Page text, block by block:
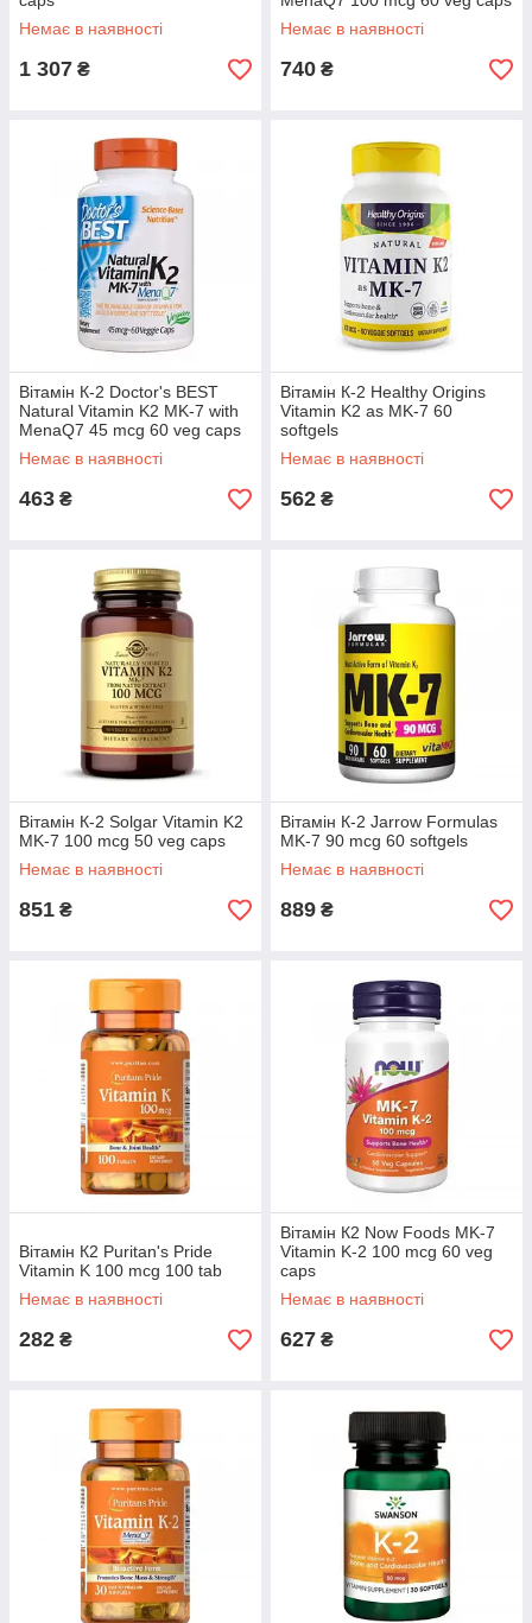
Немає в наявності
1 307 ₴
Немає в наявності
740 ₴
Вітамін К-2 Doctor's BEST
Natural Vitamin K2 MK-7 with
MenaQ7 45 mcg 60 veg caps
Немає в наявності
463 ₴
Вітамін К-2 Healthy Origins
Vitamin K2 as MK-7 60
softgels
Немає в наявності
562 ₴
Вітамін К-2 Solgar Vitamin K2
MK-7 100 mcg 50 veg caps
Немає в наявності
851 ₴
Вітамін К-2 Jarrow Formulas
MK-7 90 mcg 60 softgels
Немає в наявності
889 ₴
Вітамін К2 Puritan's Pride
Vitamin K 100 mcg 100 tab
Немає в наявності
282 ₴
Вітамін К2 Now Foods MK-7
Vitamin K-2 100 mcg 60 veg
caps
Немає в наявності
627 ₴